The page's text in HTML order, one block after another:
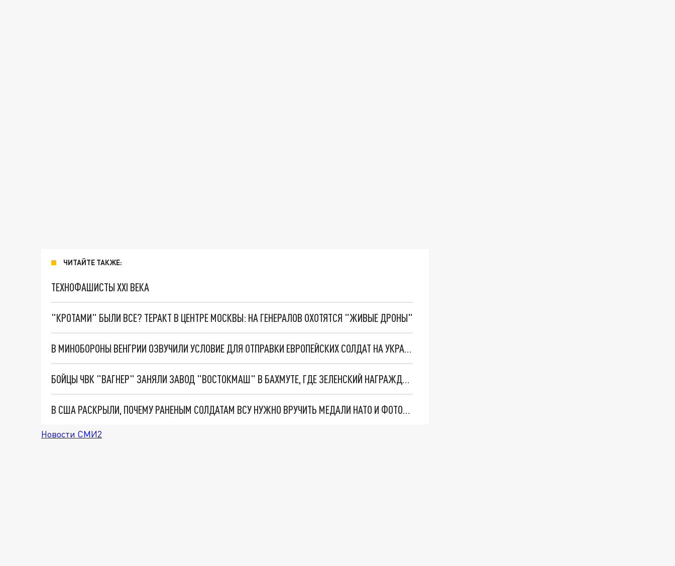
ЧИТАЙТЕ ТАКЖЕ:
ТЕХНОФАШИСТЫ XXI ВЕКА
"КРОТАМИ" БЫЛИ ВСЕ? ТЕРАКТ В ЦЕНТРЕ МОСКВЫ: НА ГЕНЕРАЛОВ ОХОТЯТСЯ "ЖИВЫЕ ДРОНЫ"
В МИНОБОРОНЫ ВЕНГРИИ ОЗВУЧИЛИ УСЛОВИЕ ДЛЯ ОТПРАВКИ ЕВРОПЕЙСКИХ СОЛДАТ НА УКРАИНУ
БОЙЦЫ ЧВК "ВАГНЕР" ЗАНЯЛИ ЗАВОД "ВОСТОКМАШ" В БАХМУТЕ, ГДЕ ЗЕЛЕНСКИЙ НАГРАЖДАЛ БОЕВИКОВ ВСУ
В США РАСКРЫЛИ, ПОЧЕМУ РАНЕНЫМ СОЛДАТАМ ВСУ НУЖНО ВРУЧИТЬ МЕДАЛИ НАТО И ФОТОГРАФИИ ЗЕЛЕНСКОГО
Новости СМИ2